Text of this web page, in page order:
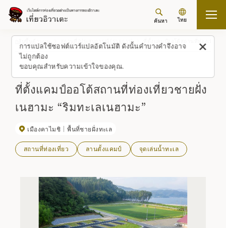
การแปลใช้ซอฟต์แวร์แปลอัตโนมัติ ดังนั้นคำบางคำจึงอาจ
ไม่ถูกต้อง
ขอบคุณสำหรับความเข้าใจของคุณ.
ค้นหา ไทย
กลับขึ้นด้านบน สถานที่/ประสบการณ์ (รายการ)
ที่ตั้งแคมป์ออโต้สถานที่ท่องเที่ยวชายฝั่ง
เนฮามะ “ริมทะเลเนฮามะ”
เมืองคาไมชิ พื้นที่ชายฝั่งทะเล
สถานที่ท่องเที่ยว ลานตั้งแคมป์ จุดเล่นน้ำทะเล